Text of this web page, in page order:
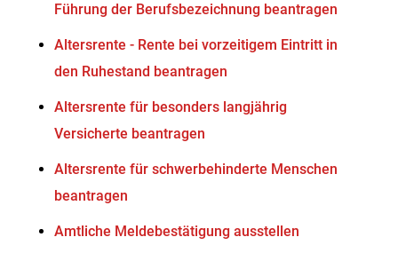
Führung der Berufsbezeichnung beantragen
Altersrente - Rente bei vorzeitigem Eintritt in
den Ruhestand beantragen
Altersrente für besonders langjährig
Versicherte beantragen
Altersrente für schwerbehinderte Menschen
beantragen
Amtliche Meldebestätigung ausstellen